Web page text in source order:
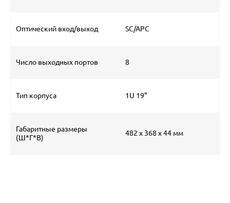
Оптический вход/выход SC/APC
Число выходных портов 8
Тип корпуса 1U 19”
Габаритные размеры
(Ш*Г*В)
482 х 368 х44 мм